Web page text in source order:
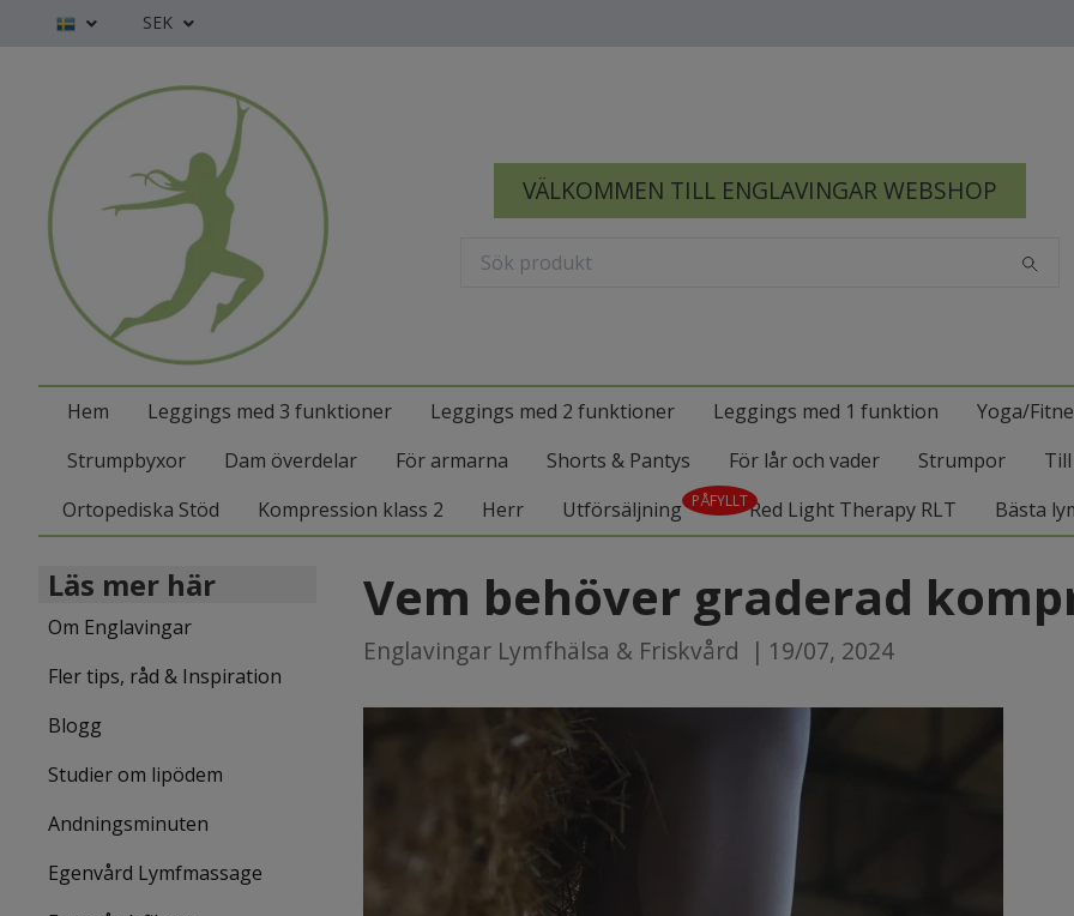
SEK
VÄLKOMMEN TILL ENGLAVINGAR WEBSHOP
Hem Leggings med 3 funktioner Leggings med 2 funktioner Leggings med 1 funktion Yoga/
Strumpbyxor
Dam överdelar För armarna Shorts & Pantys För lår och vader Strumpor
Ortopediska Stöd
Kompression klass 2 Herr Utförsäljning PÅFYLLTRed Light Therapy RLT Bästa
Läs mer här
Om Englavingar
Fler tips, råd & Inspiration
Blogg
Studier om lipödem
Andningsminuten
Egenvård Lymfmassage
Vem behöver graderad
Englavingar Lymfhälsa & Friskvård | 19/07, 2024